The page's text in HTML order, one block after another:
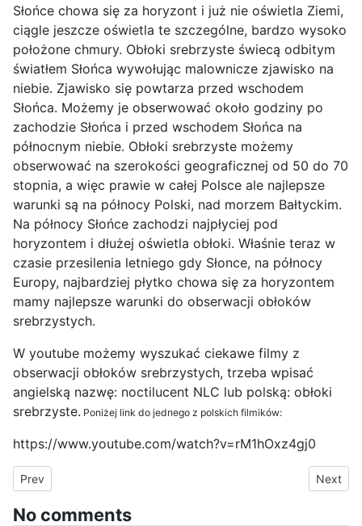
Słońce chowa się za horyzont i już nie oświetla Ziemi,
ciągle jeszcze oświetla te szczególne, bardzo wysoko
położone chmury. Obłoki srebrzyste świecą odbitym
światłem Słońca wywołując malownicze zjawisko na
niebie. Zjawisko się powtarza przed wschodem
Słońca. Możemy je obserwować około godziny po
zachodzie Słońca i przed wschodem Słońca na
północnym niebie. Obłoki srebrzyste możemy
obserwować na szerokości geograficznej od 50 do 70
stopnia, a więc prawie w całej Polsce ale najlepsze
warunki są na północy Polski, nad morzem Bałtyckim.
Na północy Słońce zachodzi najpłyciej pod
horyzontem i dłużej oświetla obłoki. Właśnie teraz w
czasie przesilenia letniego gdy Słonce, na północy
Europy, najbardziej płytko chowa się za horyzontem
mamy najlepsze warunki do obserwacji obłoków
srebrzystych.
W youtube możemy wyszukać ciekawe filmy z
obserwacji obłoków srebrzystych, trzeba wpisać
angielską nazwę: noctilucent NLC lub polską: obłoki
srebrzyste. Poniżej link do jednego z polskich filmików:
https://www.youtube.com/watch?v=rM1hOxz4gj0
Previous article: Hostel w Warszawie, który warto polecić
Prev Next
Next
No comments